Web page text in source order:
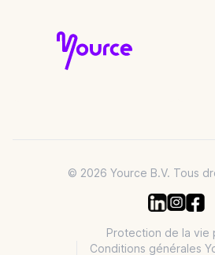
© 2026 Yource B.V. Tous
Protection de la vie
Conditions générales